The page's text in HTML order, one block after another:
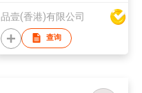
品壹(香港)有限公司
查询